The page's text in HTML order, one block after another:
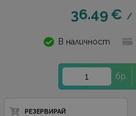
36.49 € /
В наличност
бр.
РЕЗЕРВИРАЙ